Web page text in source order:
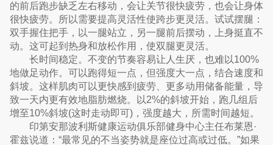
的前后跑步缺乏左右移动，会让关节很快疲劳，也会让身体
很快疲劳。所以需要提高灵活性使跨步更灵活。试试摆腿：
双手握住把手，以一腿站立，另一腿前后摆动，上身挺直不
动。这可起到热身和放松作用，使双腿更灵活。
长时间稳定。不变的节奏容易让人生厌，也难以100%
地做足动作。可以跑得短一点，但强度大一点，结合速度和
斜坡。这样肌肉可以更快感到疲劳、更多动用储备能量，导
致一天内更有效地脂肪燃烧。以2%的斜坡开始，跑几组后
增至10%斜坡(这时走动即可)，强度越大，所需时间越短。
印第安那波利斯健康运动俱乐部健身中心主任布莱恩·
霍兹说道：“最常见的不当姿势就是座位过高或过低。”如果